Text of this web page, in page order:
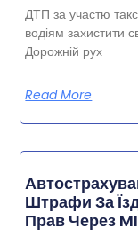
ДТП за участю
водіям захистити
Дорожній рух
Read More
Штрафи За
Прав Через